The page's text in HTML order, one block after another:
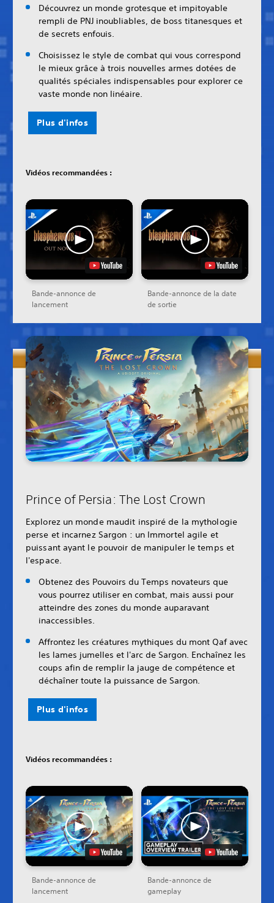
Découvrez un monde grotesque et impitoyable
rempli de PNJ inoubliables, de boss titanesques et
de secrets enfouis.
Choisissez le style de combat qui vous correspond
le mieux grâce à trois nouvelles armes dotées de
qualités spéciales indispensables pour explorer ce
vaste monde non linéaire.
Plus d'infos
Vidéos recommandées :
Bande-annonce de
lancement
Bande-annonce de la date
de sortie
Prince of Persia: The Lost Crown
Explorez un monde maudit inspiré de la mythologie
perse et incarnez Sargon : un Immortel agile et
puissant ayant le pouvoir de manipuler le temps et
l'espace.
Obtenez des Pouvoirs du Temps novateurs que
vous pourrez utiliser en combat, mais aussi pour
atteindre des zones du monde auparavant
inaccessibles.
Affrontez les créatures mythiques du mont Qaf avec
les lames jumelles et l'arc de Sargon. Enchaînez les
coups afin de remplir la jauge de compétence et
déchaîner toute la puissance de Sargon.
Plus d'infos
Vidéos recommandées :
Bande-annonce de
lancement
Bande-annonce de
gameplay